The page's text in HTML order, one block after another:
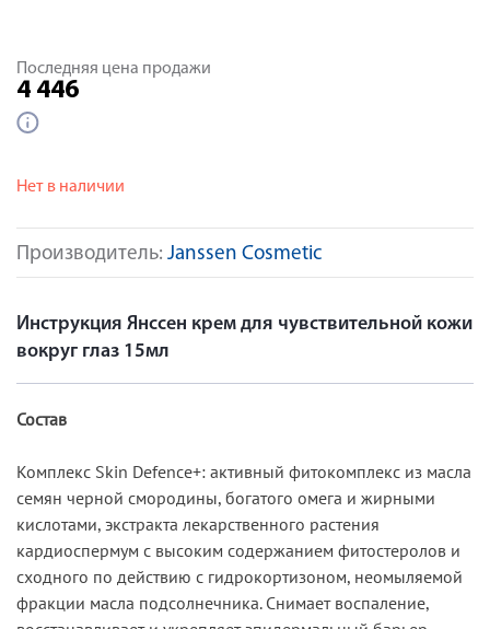
Производитель: Janssen Cosmetic
Последняя цена продажи
4 446
Нет в наличии
Инструкция Янссен крем для чувствительной кожи
вокруг глаз 15мл
Состав
Комплекс Skin Defence+: активный фитокомплекс из масла
семян черной смородины, богатого омега и жирными
кислотами, экстракта лекарственного растения
кардиоспермум с высоким содержанием фитостеролов и
сходного по действию с гидрокортизоном, неомыляемой
фракции масла подсолнечника. Снимает воспаление,